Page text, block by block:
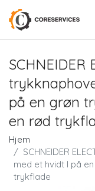
SCHNEIDER
på en grøn
en rød
Hjem
SCHNEIDER
med et hvidt I på
trykflade